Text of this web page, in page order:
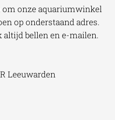
onze aquariumwinkel
op onderstaand adres.
altijd bellen en e-mailen.
Leeuwarden